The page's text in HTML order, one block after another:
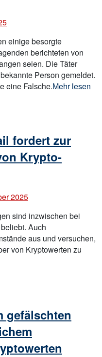
einige besorgte
berichteten von
seien. Die Täter
Person gemeldet.
eine Falsche.„Täter
und
bitten
um
Mehr lesen
fordert zur
Krypto-
2025
sind inzwischen bei
Auch
aus und versuchen,
von Kryptowerten zu
gefälschten